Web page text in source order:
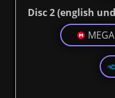
Disc 2 (english
MEGA